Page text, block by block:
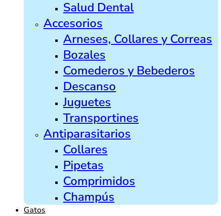
Salud Dental
Accesorios
Arneses, Collares y Correas
Bozales
Comederos y Bebederos
Descanso
Juguetes
Transportines
Antiparasitarios
Collares
Pipetas
Comprimidos
Champús
Gatos